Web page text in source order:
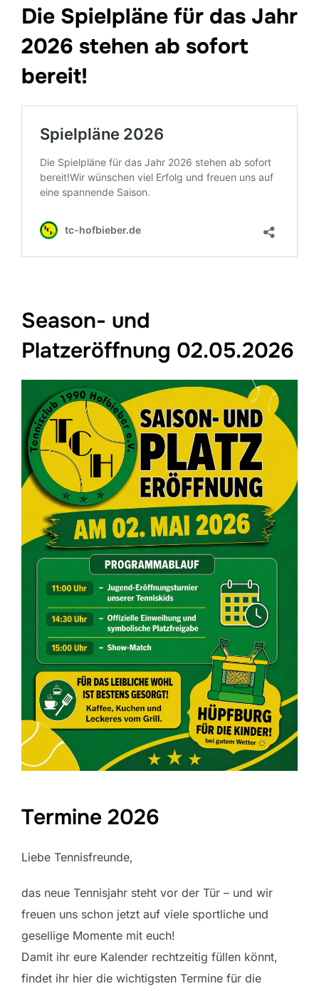
Die Spielpläne für das Jahr
2026 stehen ab sofort
bereit!
Season- und
Platzeröffnung 02.05.2026
Termine 2026
Liebe Tennisfreunde,
das neue Tennisjahr steht vor der Tür – und wir
freuen uns schon jetzt auf viele sportliche und
gesellige Momente mit euch!
Damit ihr eure Kalender rechtzeitig füllen könnt,
findet ihr hier die wichtigsten Termine für die